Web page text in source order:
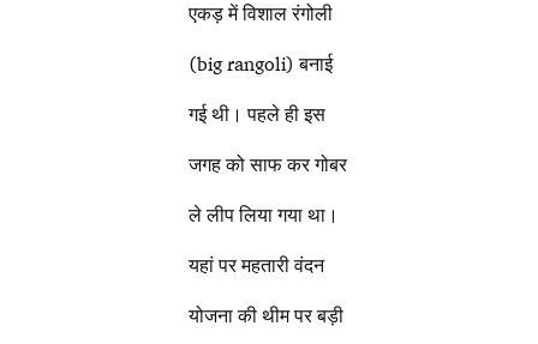
एकड़ में विशाल रंगोली
(big rangoli) बनाई
गई थी। पहले ही इस
जगह को साफ कर गोबर
ले लीप लिया गया था।
यहां पर महतारी वंदन
योजना की थीम पर बड़ी